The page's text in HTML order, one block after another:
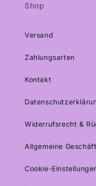
Shop
Versand
Zahlungsarten
Kontakt
Widerrufsrecht &
Allgemeine
Cookie-